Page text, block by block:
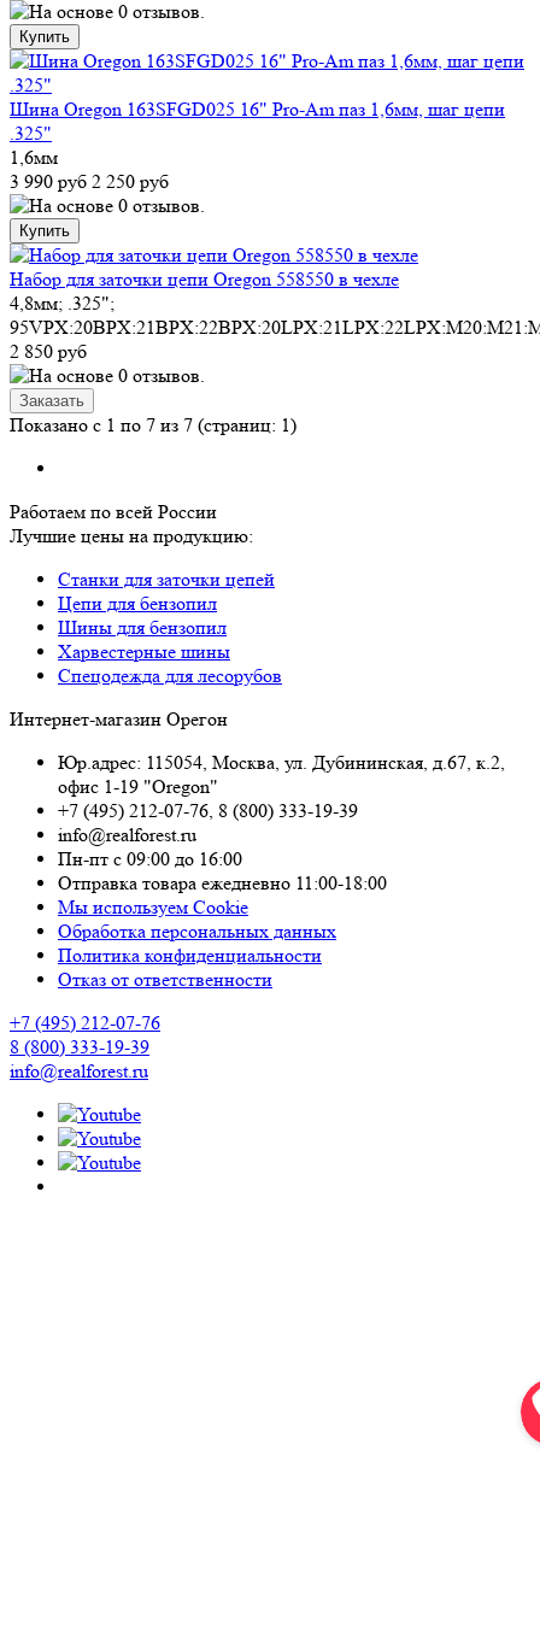
Шина Oregon 163SFGD025 16" Pro-Am паз 1,6мм, шаг цепи
.325"
1,6мм
3 990 руб 2 250 руб
Набор для заточки цепи Oregon 558550 в чехле
4,8мм; .325";
2 850 руб
Показано с 1 по 7 из 7 (страниц: 1)
Работаем по всей России
Лучшие цены на продукцию:
Станки для заточки цепей
Цепи для бензопил
Шины для бензопил
Харвестерные шины
Спецодежда для лесорубов
Интернет-магазин Орегон
Юр.адрес: 115054, Москва, ул. Дубининская, д.67, к.2,
офис 1-19 "Oregon"
+7 (495) 212-07-76, 8 (800) 333-19-39
info@realforest.ru
Пн-пт с 09:00 до 16:00
Отправка товара ежедневно 11:00-18:00
Мы используем Cookie
Обработка персональных данных
Политика конфиденциальности
Отказ от ответственности
+7 (495) 212-07-76
8 (800) 333-19-39
info@realforest.ru